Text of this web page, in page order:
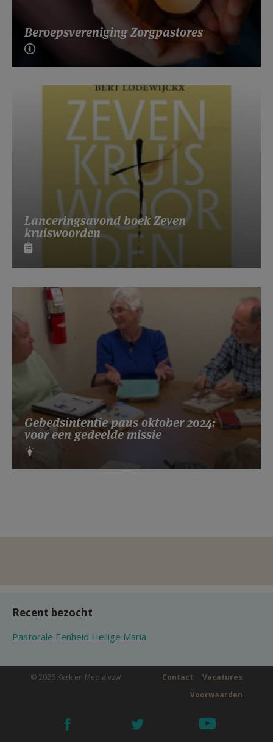
Beroepsvereniging Zorgpastores
Lanceringsavond boek Zeven
kruiswoorden
Gebedsintentie paus oktober 2024:
voor een gedeelde missie
Recent bezocht
Pastorale Eenheid Heilige Maria
© 2026 Kerk en Media vzw Vacatures
Contact
Voorwaarden